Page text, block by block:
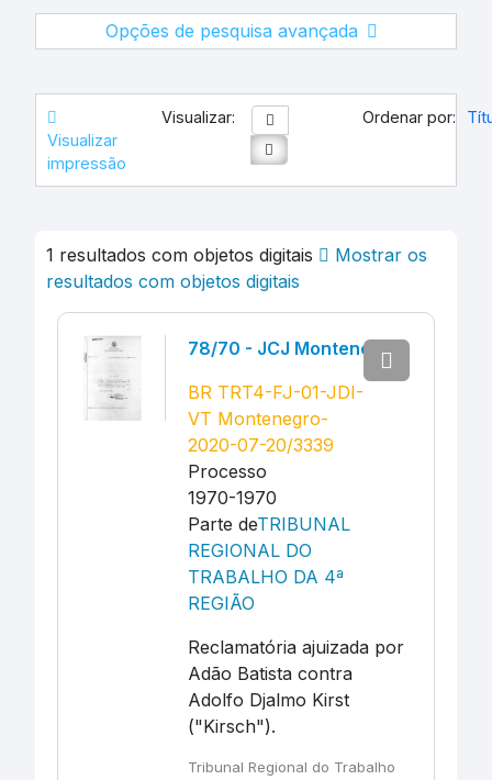
Opções de pesquisa avançada
Visualizar
impressão
Visualizar: Ordenar por:
1 resultados com objetos digitais
Mostrar os
resultados com objetos digitais
78/70 - JCJ Montenegro
BR TRT4-FJ-01-JDI-
VT Montenegro-
2020-07-20/3339
Processo
1970-1970
Parte deTRIBUNAL
REGIONAL DO
TRABALHO DA 4ª
REGIÃO
Reclamatória ajuizada por
Adão Batista contra
Adolfo Djalmo Kirst
("Kirsch").
Tribunal Regional do Trabalho